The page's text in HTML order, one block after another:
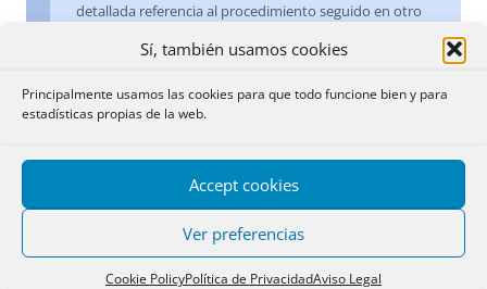
Sí, también usamos cookies
Principalmente usamos las cookies para que todo funcione bien y para
estadísticas propias de la web.
Accept cookies
Ver preferencias
Cookie PolicyPolítica de PrivacidadAviso Legal
detallada referencia al procedimiento seguido en otro
sobre la capacidad de los otorgantes, demuestra la
legitimidad de la comparecencia y hace inútil la
presentación, que pedía el Registrador, del auto por el
delegaba en el otro.